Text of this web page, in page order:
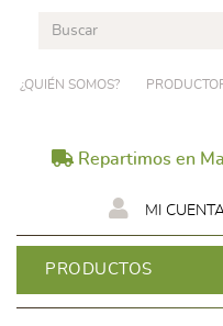
¿QUIÉN SOMOS?
Repartimos en
MI
PRODUCTOS